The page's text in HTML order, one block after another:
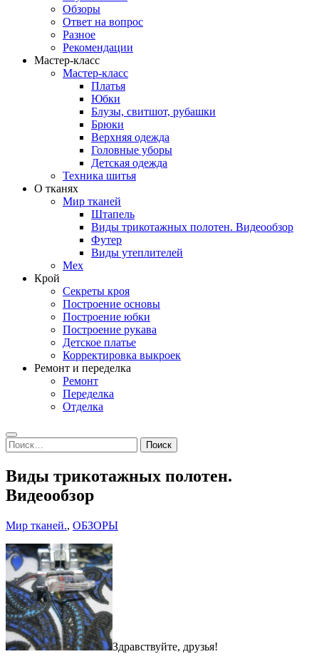
Обзоры
Ответ на вопрос
Разное
Рекомендации
Мастер-класс
Мастер-класс
Платья
Юбки
Блузы, свитшот, рубашки
Брюки
Верхняя одежда
Головные уборы
Детская одежда
Техника шитья
О тканях
Мир тканей
Штапель
Виды трикотажных полотен. Видеообзор
Футер
Виды утеплителей
Мех
Крой
Секреты кроя
Построение основы
Построение юбки
Построение рукава
Детское платье
Корректировка выкроек
Ремонт и переделка
Ремонт
Переделка
Отделка
Search
Найти:
Виды трикотажных полотен.
Видеообзор
Мир тканей., ОБЗОРЫ
Здравствуйте, друзья!